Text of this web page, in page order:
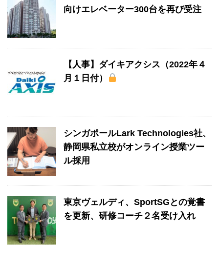
向けエレベーター300台を再び受注
【人事】ダイキアクシス（2022年４
月１日付）
シンガポールLark Technologies社、
静岡県私立校がオンライン授業ツー
ル採用
東京ヴェルディ、SportSGとの覚書
を更新、研修コーチ２名受け入れ